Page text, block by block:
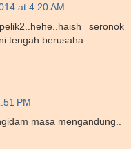
at 4:20 AM
seronok
tengah berusaha
PM
masa mengandung..